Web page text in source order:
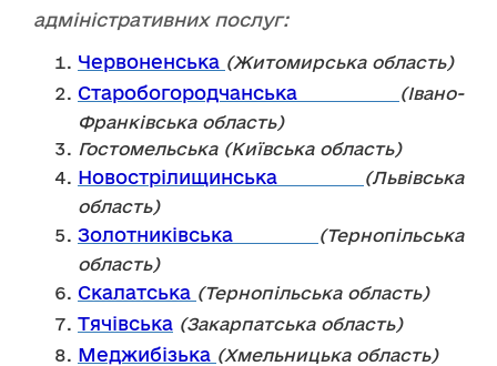
адміністративних послуг:
Червоненська (Житомирська область)
Старобогородчанська
(Івано-
Франківська область)
Гостомельська (Київська область)
Новострілищинська
(Львівська
область)
Золотниківська
(Тернопільська
область)
Скалатська (Тернопільська область)
Тячівська (Закарпатська область)
Меджибізька (Хмельницька область)